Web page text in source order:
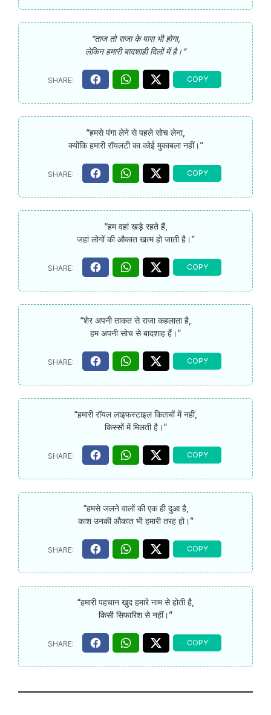
“ताज तो राजा के पास भी होगा,
लेकिन हमारी बादशाही दिलों में है।”
“हमसे पंगा लेने से पहले सोच लेना,
क्योंकि हमारी रॉयलटी का कोई मुकाबला नहीं।”
“हम वहां खड़े रहते हैं,
जहां लोगों की औकात खत्म हो जाती है।”
“शेर अपनी ताकत से राजा कहलाता है,
हम अपनी सोच से बादशाह हैं।”
“हमारी रॉयल लाइफस्टाइल किताबों में नहीं,
किस्सों में मिलती है।”
“हमसे जलने वालों की एक ही दुआ है,
काश उनकी औकात भी हमारी तरह हो।”
“हमारी पहचान खुद हमारे नाम से होती है,
किसी सिफारिश से नहीं।”